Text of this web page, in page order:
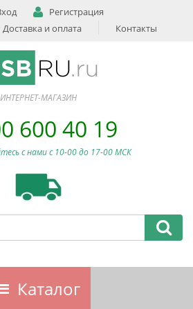
Регистрация
Доставка и оплата Контакты
ИНТЕРНЕТ-МАГАЗИН
600 40 19
с нами c 10-00 до 17-00 МСК
Каталог